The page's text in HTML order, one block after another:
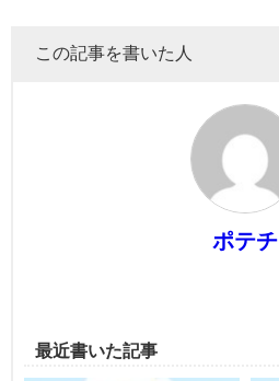
この記事を書いた人
ポテチ
最近書いた記事